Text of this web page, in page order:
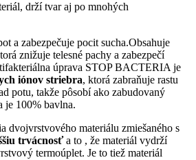
drží tvar aj po mnohých
a zabezpečuje pocit sucha.Obsahuje
znižuje telesné pachy a zabezpečí
úprava STOP BACTERIA je
iónov striebra, ktorá zabraňuje rastu
potu, takže pôsobí ako zabudovaný
je 100% bavlna.
dvojvrstvového materiálu zmiešaného s
trvácnosťa to , že materiál vydrží
termoúplet. Je to tiež materiál